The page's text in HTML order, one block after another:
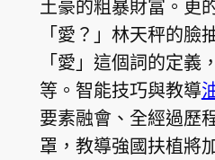
土豪的粗暴財富。更
「愛？」林天秤的臉
「愛」這個詞的定義
等。智能技巧與教導
要素融會、全經過歷
罩，教導強國扶植將